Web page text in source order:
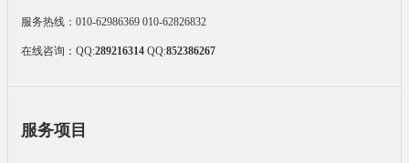
服务热线：010-62986369 010-62826832
在线咨询： QQ:289216314 QQ:852386267
服务项目